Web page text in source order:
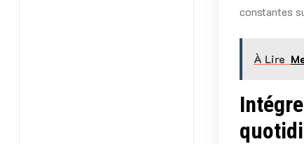
constantes
À Lire